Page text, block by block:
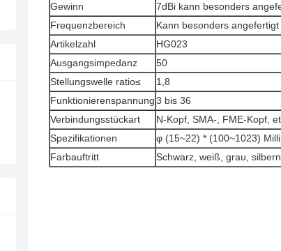
Gewinn
7dBi kann besonders
Frequenzbereich
Kann besonders
Artikelzahl
HG023
Ausgangsimpedanz
50
Stellungswelle ratio≤
1,8
Funktionierenspannung3 bis 36
Verbindungsstückart
N-Kopf, SMA-, FME-Kopf,
Spezifikationen
φ (15~22) * (100~1023)
Farbauftritt
Schwarz, weiß, grau,